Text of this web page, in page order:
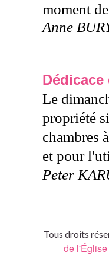
moment
Anne
Le
propriété
chambres
et pour
Peter
Tous droits
de